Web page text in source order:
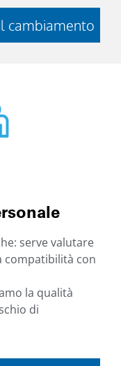
cambiamento
serve valutare
compatibilità con
la qualità
di